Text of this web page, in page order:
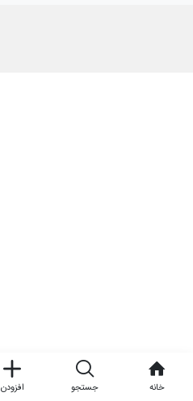
خانه جستجو افزودن